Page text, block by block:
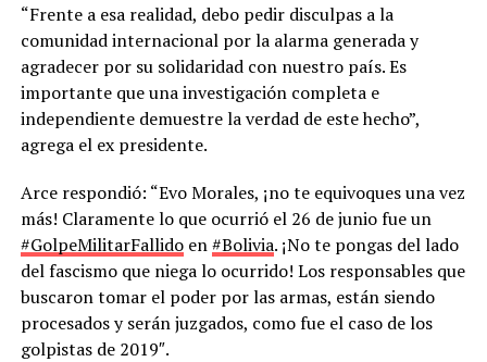
“Frente a esa realidad, debo pedir disculpas a la
comunidad internacional por la alarma generada y
agradecer por su solidaridad con nuestro país. Es
importante que una investigación completa e
independiente demuestre la verdad de este hecho”,
agrega el ex presidente.
Arce respondió: “Evo Morales, ¡no te equivoques una vez
más! Claramente lo que ocurrió el 26 de junio fue un
#GolpeMilitarFallidoen#Bolivia. ¡No te pongas del lado
del fascismo que niega lo ocurrido! Los responsables que
buscaron tomar el poder por las armas, están siendo
procesados y serán juzgados, como fue el caso de los
golpistas de 2019″.